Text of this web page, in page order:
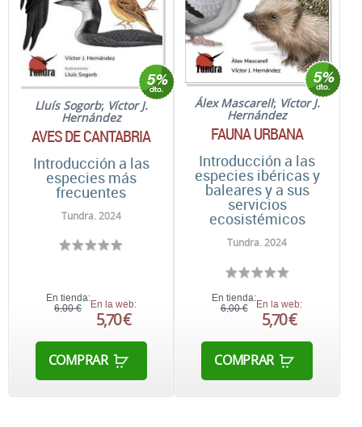
Lluís Sogorb; Víctor J.
Hernández
AVES DE CANTABRIA
Introducción a las
especies más
frecuentes
Tundra. 2024
En tienda:
6,00 €
En la web:
5,70 €
COMPRAR
Álex Mascarell; Víctor J.
Hernández
FAUNA URBANA
Introducción a las
especies ibéricas y
baleares y a sus
servicios
ecosistémicos
Tundra. 2024
En tienda:
6,00 €
En la web:
5,70 €
COMPRAR